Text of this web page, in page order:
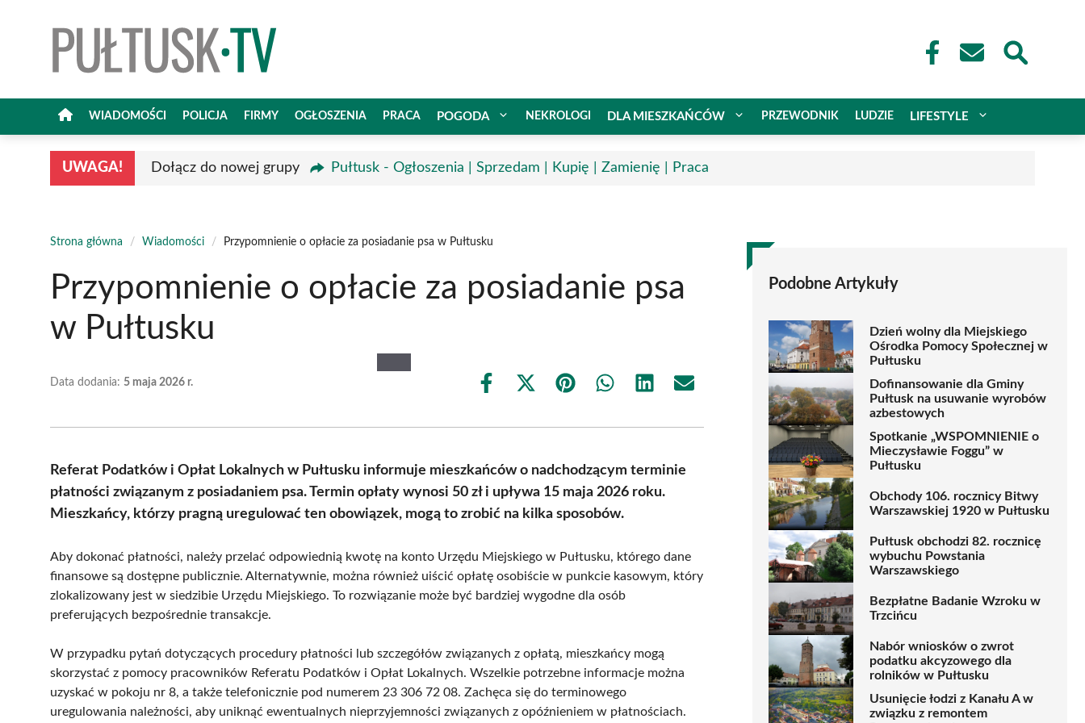
WIADOMOŚCI POLICJA FIRMY OGŁOSZENIA PRACA POGODA NEKROLOGI DLA MIESZKAŃCÓW PRZEWODNIK LUDZIE LIFESTYLE
UWAGA! Dołącz do nowej grupy Pułtusk - Ogłoszenia | Sprzedam | Kupię | Zamienię | Praca
Strona główna / Wiadomości / Przypomnienie o opłacie za posiadanie psa w Pułtusku
Przypomnienie o opłacie za posiadanie psa
w Pułtusku
Data dodania: 5 maja 2026 r.
Share
Share
(Twitter)
Share Share Share Share
Referat Podatków i Opłat Lokalnych w Pułtusku informuje mieszkańców o nadchodzącym terminie
płatności związanym z posiadaniem psa. Termin opłaty wynosi 50 zł i upływa 15 maja 2026 roku.
Mieszkańcy, którzy pragną uregulować ten obowiązek, mogą to zrobić na kilka sposobów.
Aby dokonać płatności, należy przelać odpowiednią kwotę na konto Urzędu Miejskiego w Pułtusku, którego dane
finansowe są dostępne publicznie. Alternatywnie, można również uiścić opłatę osobiście w punkcie kasowym, który
zlokalizowany jest w siedzibie Urzędu Miejskiego. To rozwiązanie może być bardziej wygodne dla osób
preferujących bezpośrednie transakcje.
W przypadku pytań dotyczących procedury płatności lub szczegółów związanych z opłatą, mieszkańcy mogą
skorzystać z pomocy pracowników Referatu Podatków i Opłat Lokalnych. Wszelkie potrzebne informacje można
uzyskać w pokoju nr 8, a także telefonicznie pod numerem 23 306 72 08. Zachęca się do terminowego
uregulowania należności, aby uniknąć ewentualnych nieprzyjemności związanych z opóźnieniem w płatnościach.
Podobne Artykuły
Dzień wolny dla Miejskiego
Ośrodka Pomocy Społecznej w
Pułtusku
Dofinansowanie dla Gminy
Pułtusk na usuwanie wyrobów
azbestowych
Spotkanie „WSPOMNIENIE o
Mieczysławie Foggu” w
Pułtusku
Obchody 106. rocznicy Bitwy
Warszawskiej 1920 w Pułtusku
Pułtusk obchodzi 82. rocznicę
wybuchu Powstania
Warszawskiego
Bezpłatne Badanie Wzroku w
Trzcińcu
Nabór wniosków o zwrot
podatku akcyzowego dla
rolników w Pułtusku
Usunięcie łodzi z Kanału A w
związku z remontem